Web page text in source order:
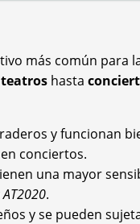
más común para
teatros hasta
y funcionan
conciertos.
una mayor
.
y se pueden